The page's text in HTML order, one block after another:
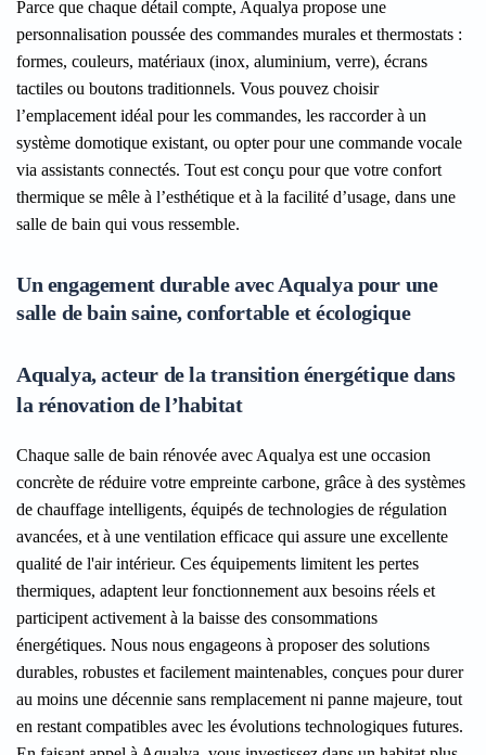
Parce que chaque détail compte, Aqualya propose une
personnalisation poussée des commandes murales et thermostats :
formes, couleurs, matériaux (inox, aluminium, verre), écrans
tactiles ou boutons traditionnels. Vous pouvez choisir
l’emplacement idéal pour les commandes, les raccorder à un
système domotique existant, ou opter pour une commande vocale
via assistants connectés. Tout est conçu pour que votre confort
thermique se mêle à l’esthétique et à la facilité d’usage, dans une
salle de bain qui vous ressemble.
Un engagement durable avec Aqualya pour une
salle de bain saine, confortable et écologique
Aqualya, acteur de la transition énergétique dans
la rénovation de l’habitat
Chaque salle de bain rénovée avec Aqualya est une occasion
concrète de réduire votre empreinte carbone, grâce à des systèmes
de chauffage intelligents, équipés de technologies de régulation
avancées, et à une ventilation efficace qui assure une excellente
qualité de l'air intérieur. Ces équipements limitent les pertes
thermiques, adaptent leur fonctionnement aux besoins réels et
participent activement à la baisse des consommations
énergétiques. Nous nous engageons à proposer des solutions
durables, robustes et facilement maintenables, conçues pour durer
au moins une décennie sans remplacement ni panne majeure, tout
en restant compatibles avec les évolutions technologiques futures.